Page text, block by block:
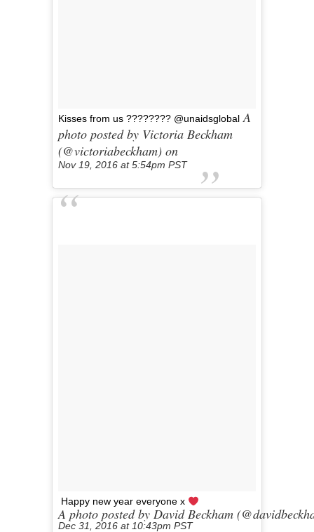
Kisses from us ???????? @unaidsglobal A
photo posted by Victoria Beckham
(@victoriabeckham) on
Nov 19, 2016 at 5:54pm PST
Happy new year everyone x
A photo posted by David Beckham
Dec 31, 2016 at 10:43pm PST